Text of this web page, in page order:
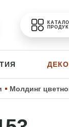
Молдинг